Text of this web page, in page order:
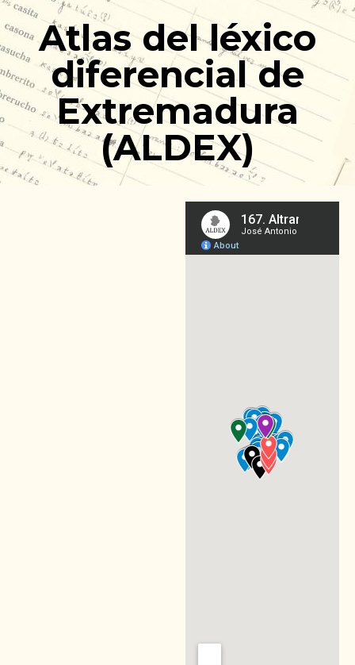
Ir
al
contenidoAtlas del léxico
diferencial de
Extremadura
(ALDEX)